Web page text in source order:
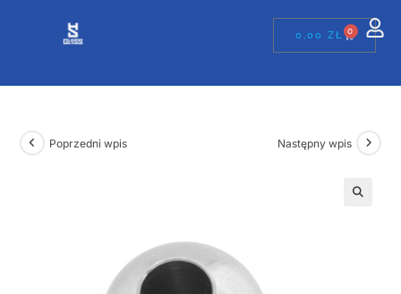
0,00ZŁ 0
Poprzedni wpis Następny wpis